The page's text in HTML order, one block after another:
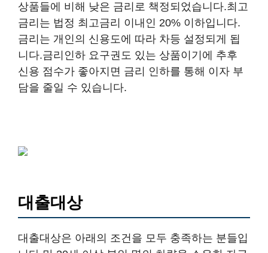
상품들에 비해 낮은 금리로 책정되었습니다.최고
금리는 법정 최고금리 이내인 20% 이하입니다.
금리는 개인의 신용도에 따라 차등 설정되게 됩
니다.금리인하 요구권도 있는 상품이기에 추후
신용 점수가 좋아지면 금리 인하를 통해 이자 부
담을 줄일 수 있습니다.
대출대상
대출대상은 아래의 조건을 모두 충족하는 분들입